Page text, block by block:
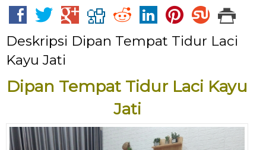
Deskripsi Dipan Tempat Tidur Laci
Kayu Jati
Dipan Tempat Tidur Laci Kayu
Jati